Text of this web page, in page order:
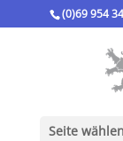
(0)69 954
Seite wählen